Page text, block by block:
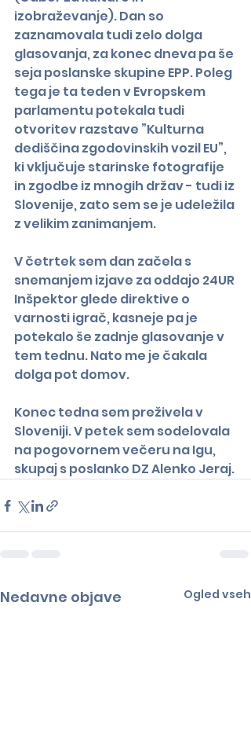
izobraževanje). Dan so
zaznamovala tudi zelo dolga
glasovanja, za konec dneva pa še
seja poslanske skupine EPP. Poleg
tega je ta teden v Evropskem
parlamentu potekala tudi
otvoritev razstave ”Kulturna
dediščina zgodovinskih vozil EU”,
ki vključuje starinske fotografije
in zgodbe iz mnogih držav - tudi iz
Slovenije, zato sem se je udeležila
z velikim zanimanjem.
V četrtek sem dan začela s
snemanjem izjave za oddajo 24UR
Inšpektor glede direktive o
varnosti igrač, kasneje pa je
potekalo še zadnje glasovanje v
tem tednu. Nato me je čakala
dolga pot domov.
Konec tedna sem preživela v
Sloveniji. V petek sem sodelovala
na pogovornem večeru na Igu,
skupaj s poslanko DZ Alenko Jeraj.
Nedavne objave Ogled vseh